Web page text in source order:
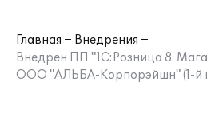
Главная
Внедрения
Внедрен ПП "1С:Розница 8.
ООО "АЛЬБА-Корпорэйшн" (1-й